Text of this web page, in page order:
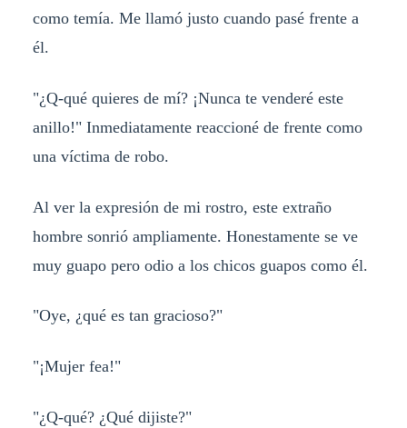
como temía. Me llamó justo cuando pasé frente a
él.
"¿Q-qué quieres de mí? ¡Nunca te venderé este
anillo!" Inmediatamente reaccioné de frente como
una víctima de robo.
Al ver la expresión de mi rostro, este extraño
hombre sonrió ampliamente. Honestamente se ve
muy guapo pero odio a los chicos guapos como él.
"Oye, ¿qué es tan gracioso?"
"¡Mujer fea!"
"¿Q-qué? ¿Qué dijiste?"